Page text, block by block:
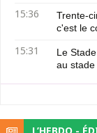
15:36
Trente-
c'est le
15:31
Le
au